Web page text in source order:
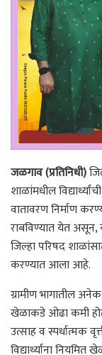
जळगाव (प्रतिनिधी)
शाळांमधील
वातावरण निर्माण
राबविण्यात येत असून,
जिल्हा परिषद
करण्यात आला आहे.
ग्रामीण भागातील अनेक
खेळाकडे ओढा कमी होत
उत्साह व स्पर्धात्मक
विद्यार्थ्यांना